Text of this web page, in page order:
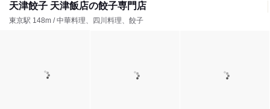
天津餃子 天津飯店の餃子専門店
東京駅 148m / 中華料理、四川料理、餃子